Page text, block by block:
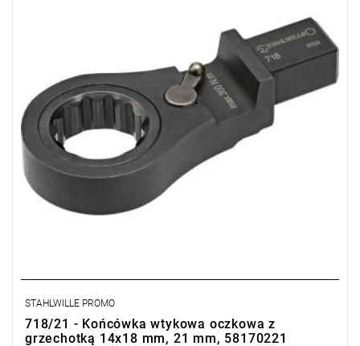
STAHLWILLE PROMO
718/21 - Końcówka wtykowa oczkowa z
grzechotką 14x18 mm, 21 mm, 58170221